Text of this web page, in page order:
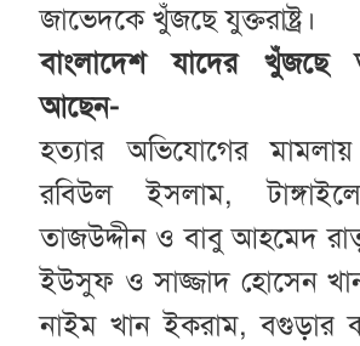
জাভেদকে খুঁজছে যুক্তরাষ্ট্র।
বাংলাদেশ যাদের খুঁজছে
আছেন-
হত্যার অভিযোগের মামলায়
রবিউল ইসলাম,
তাজউদ্দীন ও বাবু আহমেদ
ইউসুফ ও সাজ্জাদ হোসেন
নাইম খান ইকরাম, বগুড়ার